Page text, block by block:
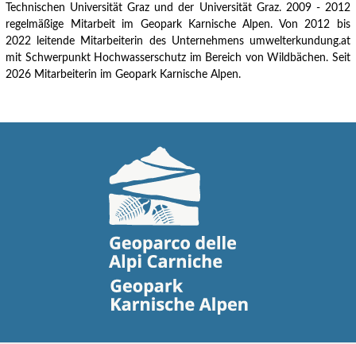
Technischen Universität Graz und der Universität Graz. 2009 - 2012
regelmäßige Mitarbeit im Geopark Karnische Alpen. Von 2012 bis
2022 leitende Mitarbeiterin des Unternehmens umwelterkundung.at
mit Schwerpunkt Hochwasserschutz im Bereich von Wildbächen. Seit
2026 Mitarbeiterin im Geopark Karnische Alpen.